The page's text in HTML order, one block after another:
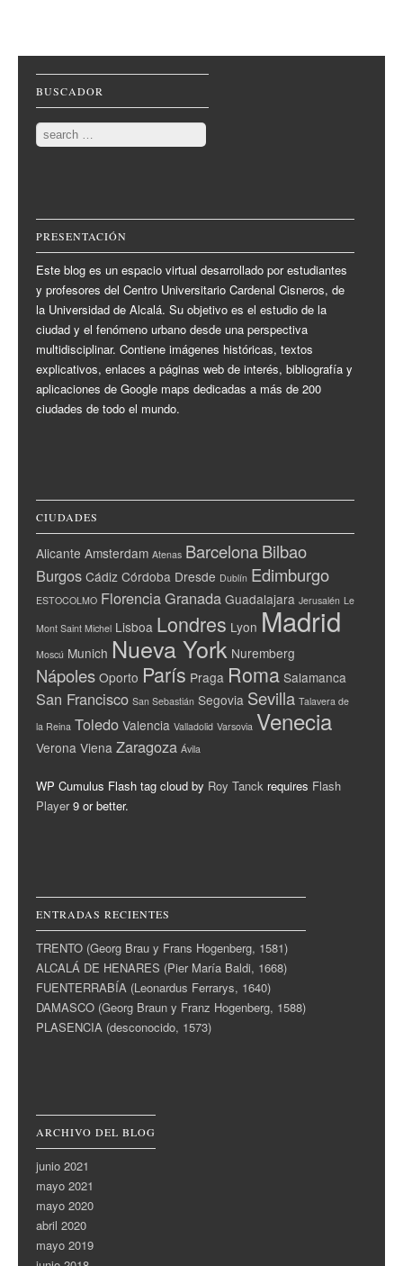
BUSCADOR
Search
PRESENTACIÓN
Este blog es un espacio virtual desarrollado por estudiantes
y profesores del Centro Universitario Cardenal Cisneros, de
la Universidad de Alcalá. Su objetivo es el estudio de la
ciudad y el fenómeno urbano desde una perspectiva
multidisciplinar. Contiene imágenes históricas, textos
explicativos, enlaces a páginas web de interés, bibliografía y
aplicaciones de Google maps dedicadas a más de 200
ciudades de todo el mundo.
CIUDADES
Alicante Amsterdam Atenas BarcelonaBilbao
Burgos Cádiz Córdoba Dresde Dublín Edimburgo
ESTOCOLMO FlorenciaGranada Guadalajara Jerusalén Le
Mont Saint Michel Lisboa Londres Lyon Madrid
Moscú Munich Nueva York Nuremberg
Nápoles Oporto París Praga Roma Salamanca
San Francisco San Sebastián Segovia Sevilla Talavera de
la Reina Toledo Valencia Valladolid Varsovia Venecia
Verona Viena Zaragoza Ávila
WP Cumulus Flash tag cloud by Roy Tanck requires Flash
Player9 or better.
ENTRADAS RECIENTES
TRENTO (Georg Brau y Frans Hogenberg, 1581)
ALCALÁ DE HENARES (Pier María Baldi, 1668)
FUENTERRABÍA (Leonardus Ferrarys, 1640)
DAMASCO (Georg Braun y Franz Hogenberg, 1588)
PLASENCIA (desconocido, 1573)
ARCHIVO DEL BLOG
junio 2021
mayo 2021
mayo 2020
abril 2020
mayo 2019